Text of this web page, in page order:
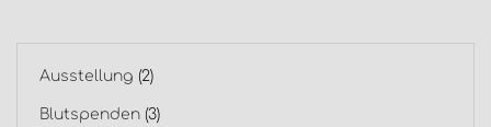
Ausstellung (2)
Blutspenden (3)